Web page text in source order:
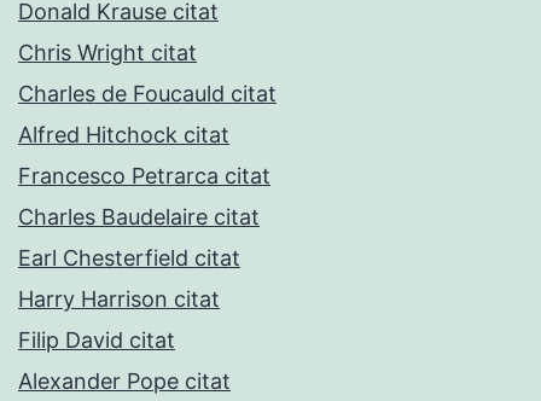
Donald Krause citat
Chris Wright citat
Charles de Foucauld citat
Alfred Hitchock citat
Francesco Petrarca citat
Charles Baudelaire citat
Earl Chesterfield citat
Harry Harrison citat
Filip David citat
Alexander Pope citat